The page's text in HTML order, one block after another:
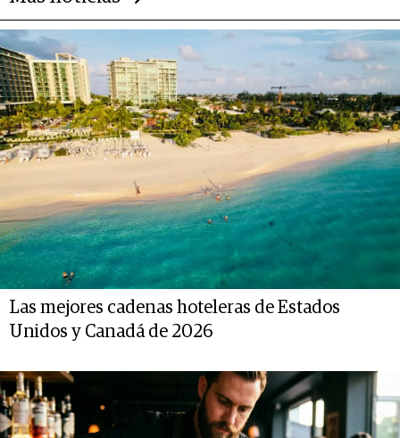
Las mejores cadenas hoteleras de Estados
Unidos y Canadá de 2026